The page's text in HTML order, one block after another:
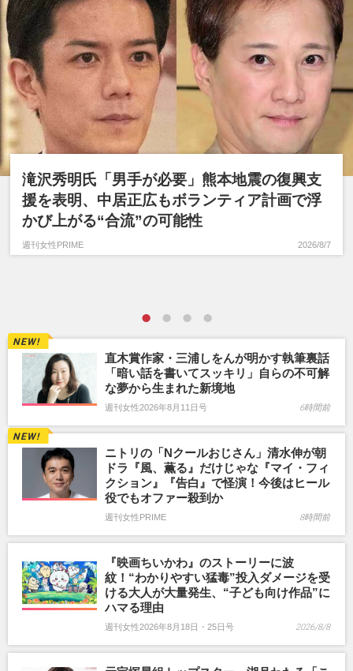
滝沢秀明氏「男手が必要」熊本地震の復興支
援を表明、中居正広もボランティア計画で浮
かび上がる“合流”の可能性
週刊女性PRIME 2026/8/7
直木賞作家・三浦しをんが明かす執筆裏話
「暗い話を書いてスッキリ」自らの不可解
な夢から生まれた新境地
週刊女性2026年8月11日号 6時間前
ニトリの「Nクールおじさん」清水伸が朝
ドラ『風、薫る』だけじゃな『マイ・フィ
クション』『告白』で怪演！今後はヒール
役でもオファー殺到か
週刊女性PRIME 8時間前
『映画ちいかわ』のストーリーに波
紋！“わかりやすい猛毒”投入ダメージを受
ける大人が大量発生、“子ども向け作品”に
ハマる理由
週刊女性2026年8月18日・25日号 2026/8/8